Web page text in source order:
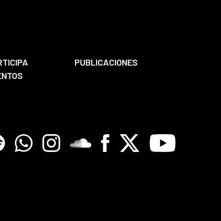
PUBLICACIONES
WhatsappInstagramSoundcloreFacebook
X Youtube